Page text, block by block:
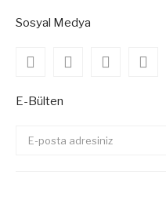
Sosyal Medya
E-Bülten